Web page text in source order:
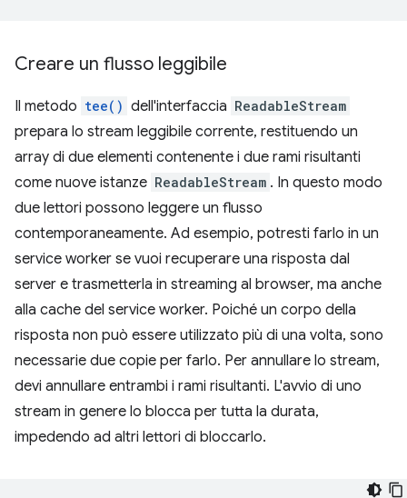
Creare un flusso leggibile
Il metodo tee() dell'interfaccia ReadableStream
prepara lo stream leggibile corrente, restituendo un
array di due elementi contenente i due rami risultanti
come nuove istanze ReadableStream . In questo modo
due lettori possono leggere un flusso
contemporaneamente. Ad esempio, potresti farlo in un
service worker se vuoi recuperare una risposta dal
server e trasmetterla in streaming al browser, ma anche
alla cache del service worker. Poiché un corpo della
risposta non può essere utilizzato più di una volta, sono
necessarie due copie per farlo. Per annullare lo stream,
devi annullare entrambi i rami risultanti. L'avvio di uno
stream in genere lo blocca per tutta la durata,
impedendo ad altri lettori di bloccarlo.